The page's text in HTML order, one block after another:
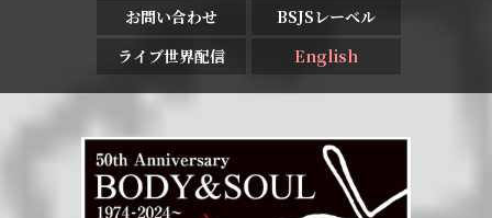
お問い合わせ
BSJSレーベル
ライブ世界配信
English